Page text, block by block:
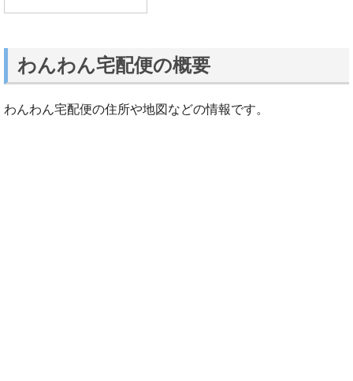
わんわん宅配便の概要
わんわん宅配便の住所や地図などの情報です。